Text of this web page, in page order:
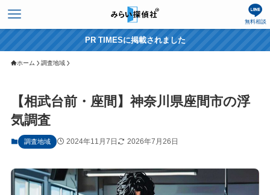
無料相談
PR TIMESに掲載されました
ホーム 調査地域
【相武台前・座間】神奈川県座間市の浮
気調査
調査地域 2024年11月7日 2026年7月26日